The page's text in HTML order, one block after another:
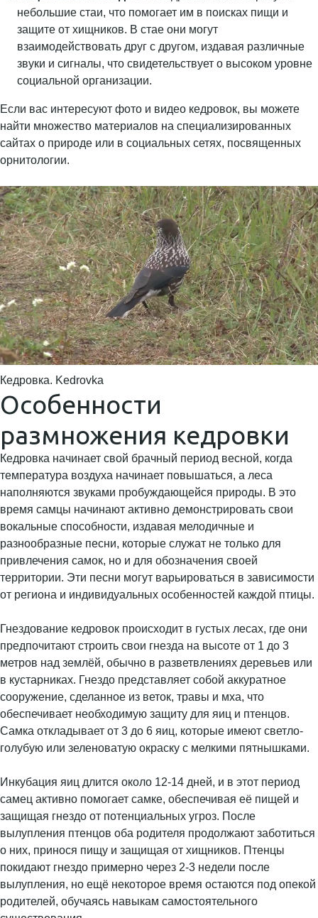
небольшие стаи, что помогает им в поисках пищи и
защите от хищников. В стае они могут
взаимодействовать друг с другом, издавая различные
звуки и сигналы, что свидетельствует о высоком уровне
социальной организации.
Если вас интересуют фото и видео кедровок, вы можете
найти множество материалов на специализированных
сайтах о природе или в социальных сетях, посвященных
орнитологии.
Кедровка. Kedrovka
Особенности
размножения кедровки
Кедровка начинает свой брачный период весной, когда
температура воздуха начинает повышаться, а леса
наполняются звуками пробуждающейся природы. В это
время самцы начинают активно демонстрировать свои
вокальные способности, издавая мелодичные и
разнообразные песни, которые служат не только для
привлечения самок, но и для обозначения своей
территории. Эти песни могут варьироваться в зависимости
от региона и индивидуальных особенностей каждой птицы.
Гнездование кедровок происходит в густых лесах, где они
предпочитают строить свои гнезда на высоте от 1 до 3
метров над землёй, обычно в разветвлениях деревьев или
в кустарниках. Гнездо представляет собой аккуратное
сооружение, сделанное из веток, травы и мха, что
обеспечивает необходимую защиту для яиц и птенцов.
Самка откладывает от 3 до 6 яиц, которые имеют светло-
голубую или зеленоватую окраску с мелкими пятнышками.
Инкубация яиц длится около 12-14 дней, и в этот период
самец активно помогает самке, обеспечивая её пищей и
защищая гнездо от потенциальных угроз. После
вылупления птенцов оба родителя продолжают заботиться
о них, принося пищу и защищая от хищников. Птенцы
покидают гнездо примерно через 2-3 недели после
вылупления, но ещё некоторое время остаются под опекой
родителей, обучаясь навыкам самостоятельного